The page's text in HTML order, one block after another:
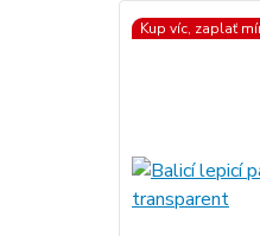
Kup víc, zaplať